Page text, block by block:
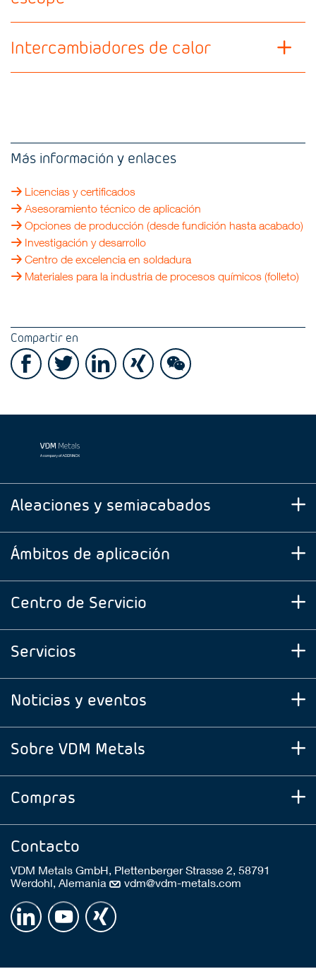
Intercambiadores de calor
Más información y enlaces
Licencias y certificados
Asesoramiento técnico de aplicación
Opciones de producción (desde fundición hasta acabado)
Investigación y desarrollo
Centro de excelencia en soldadura
Materiales para la industria de procesos químicos (folleto)
Compartir en
Aleaciones y semiacabados
Ámbitos de aplicación
Centro de Servicio
Servicios
Noticias y eventos
Sobre VDM Metals
Compras
Contacto
VDM Metals GmbH, Plettenberger Strasse 2, 58791
Werdohl, Alemania
vdm@vdm-metals.com